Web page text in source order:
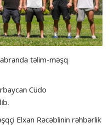
təlim-məşq
Cüdo
Elxan Rəcəblinin rəhbərlik